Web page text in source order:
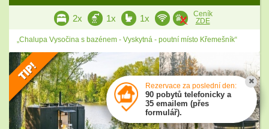
2x 1x 1x
Ceník
ZDE
„Chalupa Vysočina s bazénem - Vyskytná - poutní místo Křemešník“
Rezervace za poslední den:
90 pobytů telefonicky a
35 emailem (přes
formulář).